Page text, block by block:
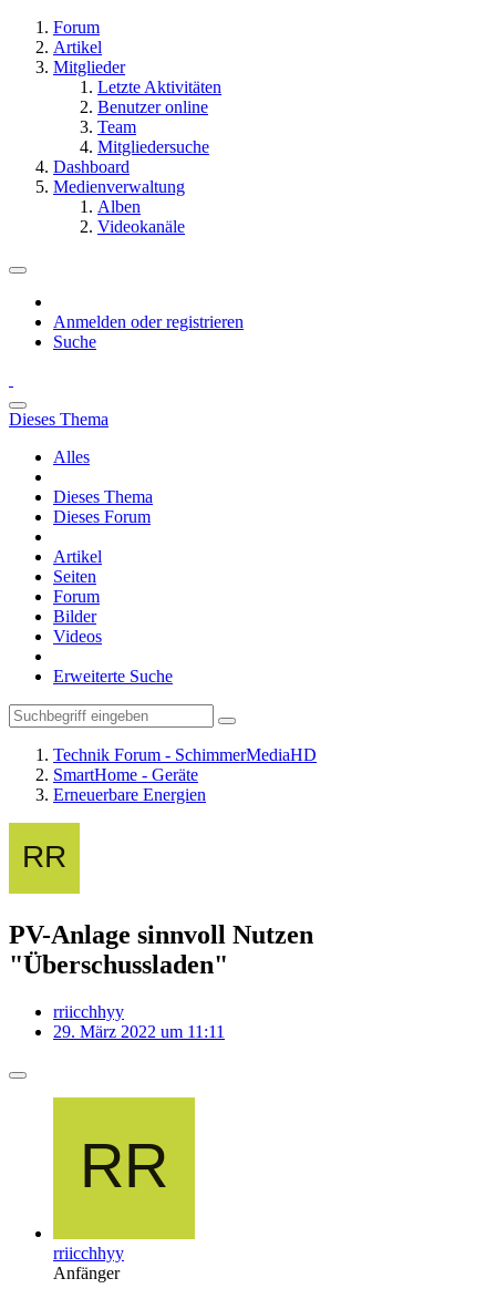
Forum
Artikel
Mitglieder
Letzte Aktivitäten
Benutzer online
Team
Mitgliedersuche
Dashboard
Medienverwaltung
Alben
Videokanäle
Anmelden oder registrieren
Suche
Dieses Thema
Alles
Dieses Thema
Dieses Forum
Artikel
Seiten
Forum
Bilder
Videos
Erweiterte Suche
Technik Forum - SchimmerMediaHD
SmartHome - Geräte
Erneuerbare Energien
PV-Anlage sinnvoll Nutzen
"Überschussladen"
rriicchhyy
29. März 2022 um 11:11
rriicchhyy
Anfänger